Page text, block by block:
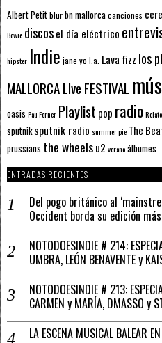
Albert Petitblurbn mallorcacanciones
Bowie discosel día eléctrico
hipster Indie jane yo l.a. Lava fizz los
MALLORCA LIve FESTIVAL
oasis Pau Forner Playlist pop radio
sputnik sputnik radio summer pie The
prussians the wheelsu2 veranoálbumes
ENTRADAS RECIENTES
Del pogo británico al
Occident borda su edición
NOTODOESINDIE # 214:
UMBRA, LEÓN BENAVENTE y
NOTODOESINDIE # 213:
CARMEN y MARÍA, DMASSO y
LA ESCENA MUSICAL BALEAR